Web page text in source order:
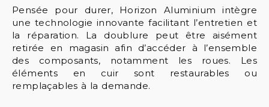
Pensée pour durer, Horizon Aluminium intègre
une technologie innovante facilitant l’entretien et
la réparation. La doublure peut être aisément
retirée en magasin afin d’accéder à l’ensemble
des composants, notamment les roues. Les
éléments en cuir sont restaurables ou
remplaçables à la demande.